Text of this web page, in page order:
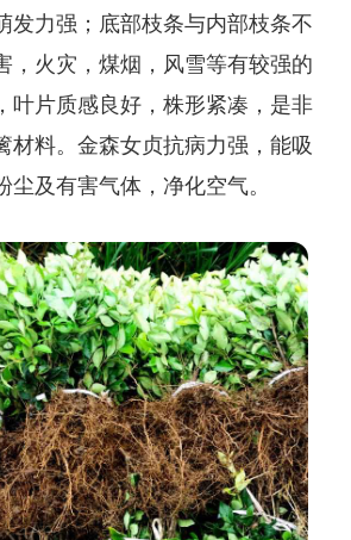
发力强；底部枝条与内部枝条不
，火灾，煤烟，风雪等有较强的
叶片质感良好，株形紧凑，是非
材料。金森女贞抗病力强，能吸
尘及有害气体，净化空气。